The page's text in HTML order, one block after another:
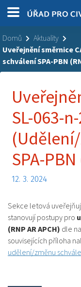
Domů
Aktuality
Uveřejnění směrnice
schválení SPA-PBN
SL-063-
SPA-
12. 3. 2024
Sekce letová
stanovují postupy pro
(RNP AR APCH) dle
souvisejících příloha
udělení/změnu